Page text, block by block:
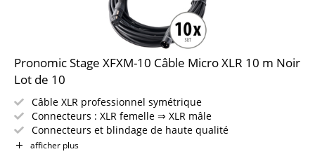
Pronomic Stage XFXM-10 Câble Micro XLR 10 m Noir
Lot de 10
Câble XLR professionnel symétrique
Connecteurs : XLR femelle ⇒ XLR mâle
Connecteurs et blindage de haute qualité
Longueur : 10m
afficher plus